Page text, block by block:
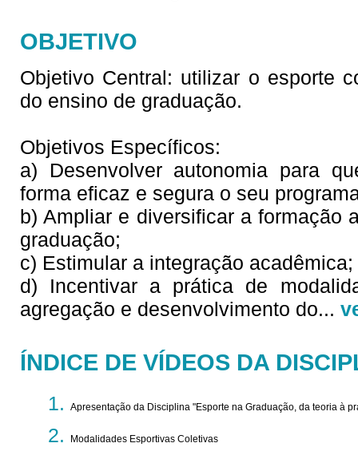
OBJETIVO
Objetivo Central: utilizar o esporte
do ensino de graduação.
Objetivos Específicos:
a) Desenvolver autonomia para
forma eficaz e segura o seu
b) Ampliar e diversificar a formação
graduação;
c) Estimular a integração acadêmica;
d) Incentivar a prática de
agregação e desenvolvimento do...
ÍNDICE DE VÍDEOS DA
Apresentação da Disciplina "Esporte na Graduação, da teoria à
Modalidades Esportivas Coletivas